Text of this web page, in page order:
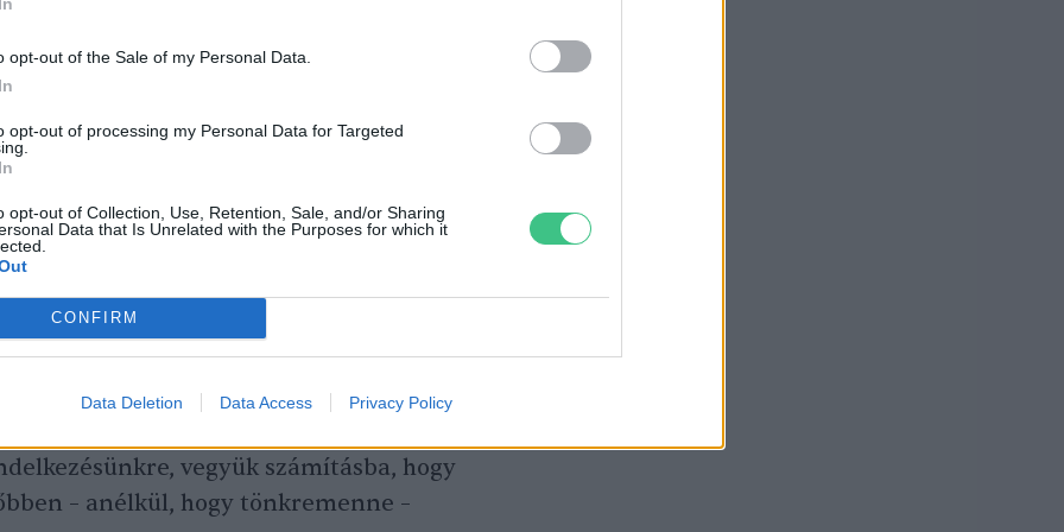
opt-out of the Sale of my Personal Data.
opt-out of processing my Personal Data for Targeted
opt-out of Collection, Use, Retention, Sale, and/or Sharing
Data that Is Unrelated with the Purposes for which it
CONFIRM
Data Deletion Data Access Privacy Policy
nem érdemes (sőt sok esetben nem
őket!
körülmények között se tároljuk a
egy helyen, ugyanis a gyümölcsökből
a zöldségeket is növekedésre,
igyekezzünk a heti menüt az alapján
találhatók a hűtőben vagy a
vagyunk, hogy valamely
vegyük számításba, hogy
– anélkül, hogy tönkremenne –